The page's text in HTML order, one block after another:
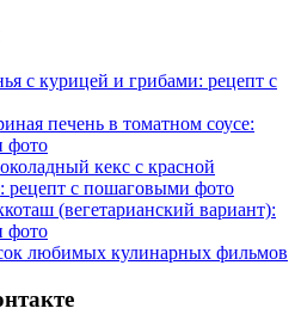
с курицей и грибами: рецепт с
печень в томатном соусе:
фото
кекс с красной
рецепт с пошаговыми фото
(вегетарианский вариант):
фото
любимых кулинарных фильмов